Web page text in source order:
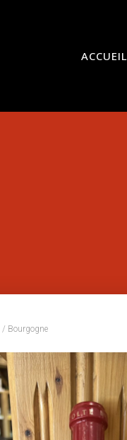
ACCUEIL
/ Bourgogne